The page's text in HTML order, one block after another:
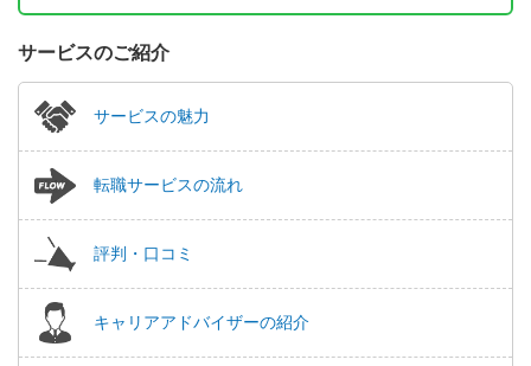
サービスのご紹介
サービスの魅力
転職サービスの流れ
評判・口コミ
キャリアアドバイザーの紹介